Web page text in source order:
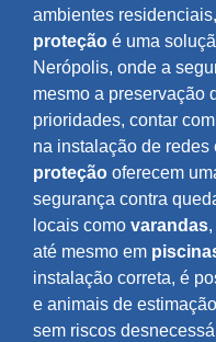
ambientes
proteção é uma
Nerópolis, onde a
mesmo a preservação
prioridades, contar
na instalação de redes
proteção oferecem
segurança contra
locais como varandas,
até mesmo em
instalação correta, é
e animais de
sem riscos